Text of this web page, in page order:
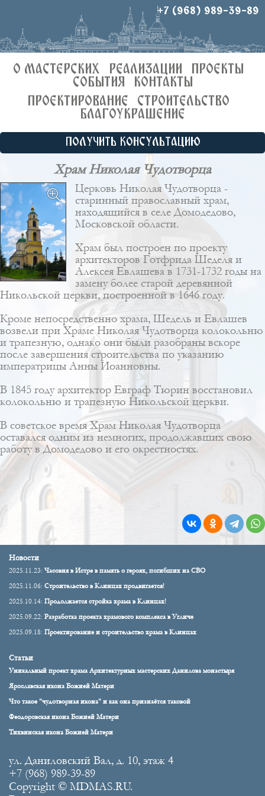
+7 (968) 989-39-89
О МАСТЕРСКИХ РЕАЛИЗАЦИИ
ПРОЕКТЫ
СОБЫТИЯ
КОНТАКТЫ
ПРОЕКТИРОВАНИЕ
СТРОИТЕЛЬСТВО
БЛАГОУКРАШЕНИЕ
ПОЛУЧИТЬ КОНСУЛЬТАЦИЮ
Храм Николая Чудотворца
Церковь Николая Чудотворца -
старинный православный храм,
находящийся в селе Домодедово,
Московской области.
Храм был построен по проекту
архитекторов Готфрида Шеделя и
Алексея Евлашева в 1731-1732 годы на
замену более старой деревянной
Никольской церкви, построенной в 1646 году.
Кроме непосредственно храма, Шедель и Евлашев
возвели при Храме Николая Чудотворца колокольню
и трапезную, однако они были разобраны вскоре
после завершения строительства по указанию
императрицы Анны Иоанновны.
В 1845 году архитектор Евграф Тюрин восстановил
колокольню и трапезную Никольской церкви.
В советское время Храм Николая Чудотворца
оставался одним из немногих, продолжавших свою
работу в Домодедово и его окрестностях.
Новости
2025.11.23: Часовня в Истре в память о героях, погибших на СВО
2025.11.06: Строительство в Клинцах продвигается!
2025.10.14: Продолжается стройка храма в Клинцах!
2025.09.22: Разработка проекта храмового комплекса в Угличе
2025.09.18: Проектирование и строительство храма в Клинцах
Статьи
Уникальный проект храма Архитектурных мастерских Данилова монастыря
Ярославская икона Божией Матери
Что такое "чудотворная икона" и как она признаётся таковой
Феодоровская икона Божией Матери
Тихвинская икона Божией Матери
ул. Даниловский Вал, д. 10, этаж 4
+7 (968) 989-39-89
Copyright © MDMAS.RU.